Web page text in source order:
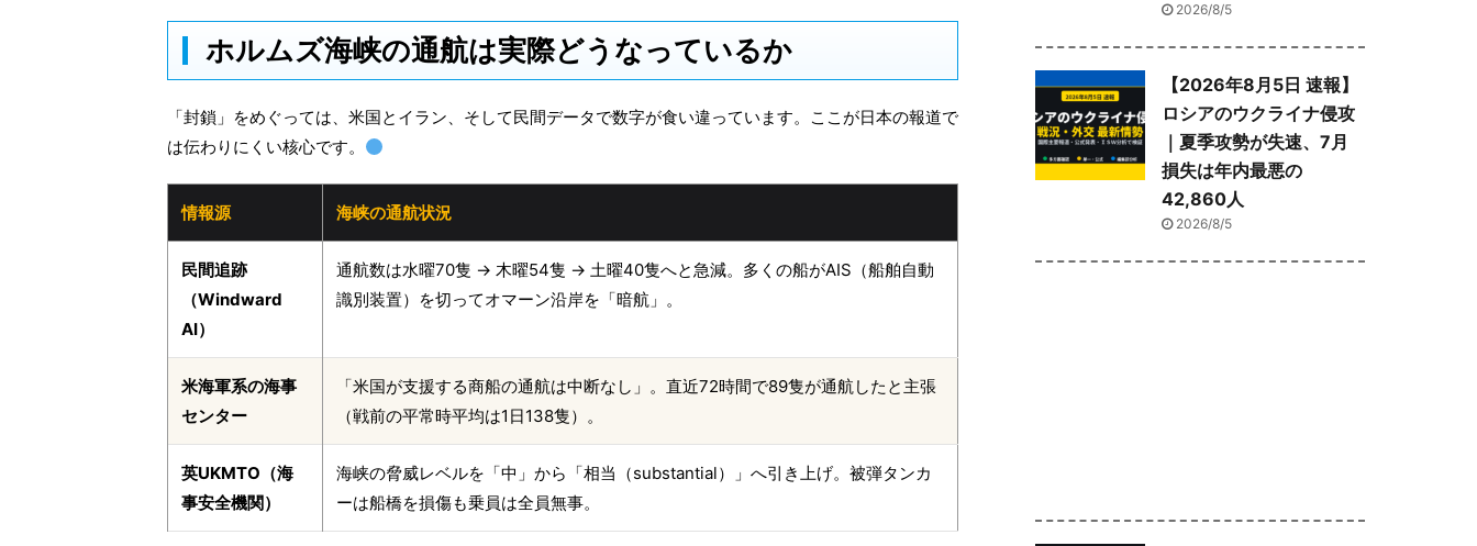
ホルムズ海峡の通航は実際どうなっているか
「封鎖」をめぐっては、米国とイラン、そして民間データで数字が食い違っています。ここが日本の報道で
は伝わりにくい核心です。
情報源 海峡の通航状況
民間追跡
（Windward
AI）
通航数は水曜70隻 → 木曜54隻 → 土曜40隻へと急減。多くの船がAIS（船舶自動
識別装置）を切ってオマーン沿岸を「暗航」。
米海軍系の海事
センター
「米国が支援する商船の通航は中断なし」。直近72時間で89隻が通航したと主張
（戦前の平常時平均は1日138隻）。
英UKMTO（海
事安全機関）
海峡の脅威レベルを「中」から「相当（substantial）」へ引き上げ。被弾タンカ
ーは船橋を損傷も乗員は全員無事。
2026/8/5
【2026年8月5日 速報】
ロシアのウクライナ侵攻
｜夏季攻勢が失速、7月
損失は年内最悪の
42,860人
2026/8/5